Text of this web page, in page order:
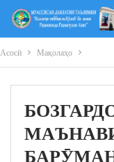
Асосӣ Мақолаҳо